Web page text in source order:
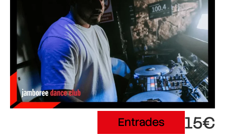
Entrades 15€